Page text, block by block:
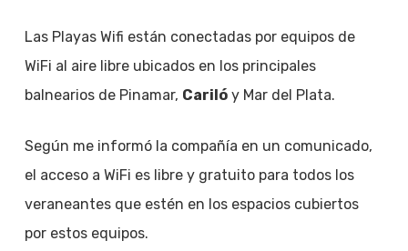
Las Playas Wifi están conectadas por equipos de
WiFi al aire libre ubicados en los principales
balnearios de Pinamar, Carilóy Mar del Plata.
Según me informó la compañía en un comunicado,
el acceso a WiFi es libre y gratuito para todos los
veraneantes que estén en los espacios cubiertos
por estos equipos.